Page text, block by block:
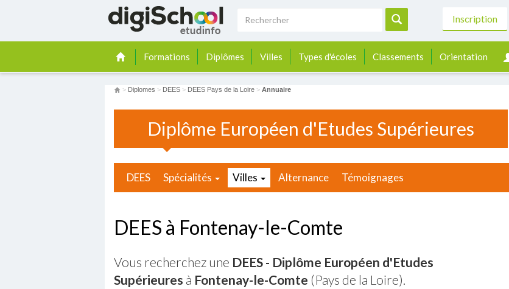
Inscription
Formations Diplômes Villes Types d'écoles Classements Orientation
> Diplomes > DEES > DEES Pays de la Loire > Annuaire
Diplôme Européen d'Etudes Supérieures
DEES Spécialités Villes Alternance Témoignages
DEES à Fontenay-le-Comte
Vous recherchez une DEES - Diplôme Européen d'Etudes
Supérieures à Fontenay-le-Comte (Pays de la Loire).